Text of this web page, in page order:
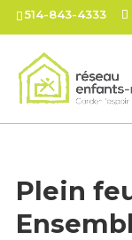
514-843-4333
Plein